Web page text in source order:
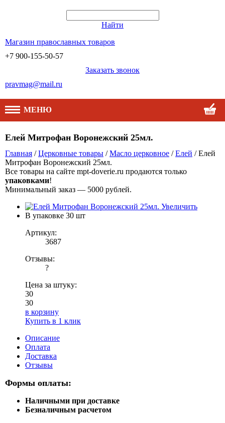
Найти
Магазин православных товаров
+7 900-155-50-57
Заказать звонок
pravmag@mail.ru
МЕНЮ
Елей Митрофан Воронежский 25мл.
Главная /Церковные товары /Масло церковное /Елей / Елей
Митрофан Воронежский 25мл.
Все товары на сайте mpt-doverie.ru продаются только
упаковками!
Минимальный заказ — 5000 рублей.
Увеличить
В упаковке 30 шт
Артикул:
3687
Отзывы:
?
Цена за штуку:
30
30
в корзину
Купить в 1 клик
Описание
Оплата
Доставка
Отзывы
Формы оплаты:
Наличными при доставке
Безналичным расчетом